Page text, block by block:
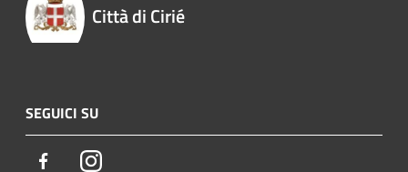
Città di Cirié
SEGUICI SU
FacebookInstagram